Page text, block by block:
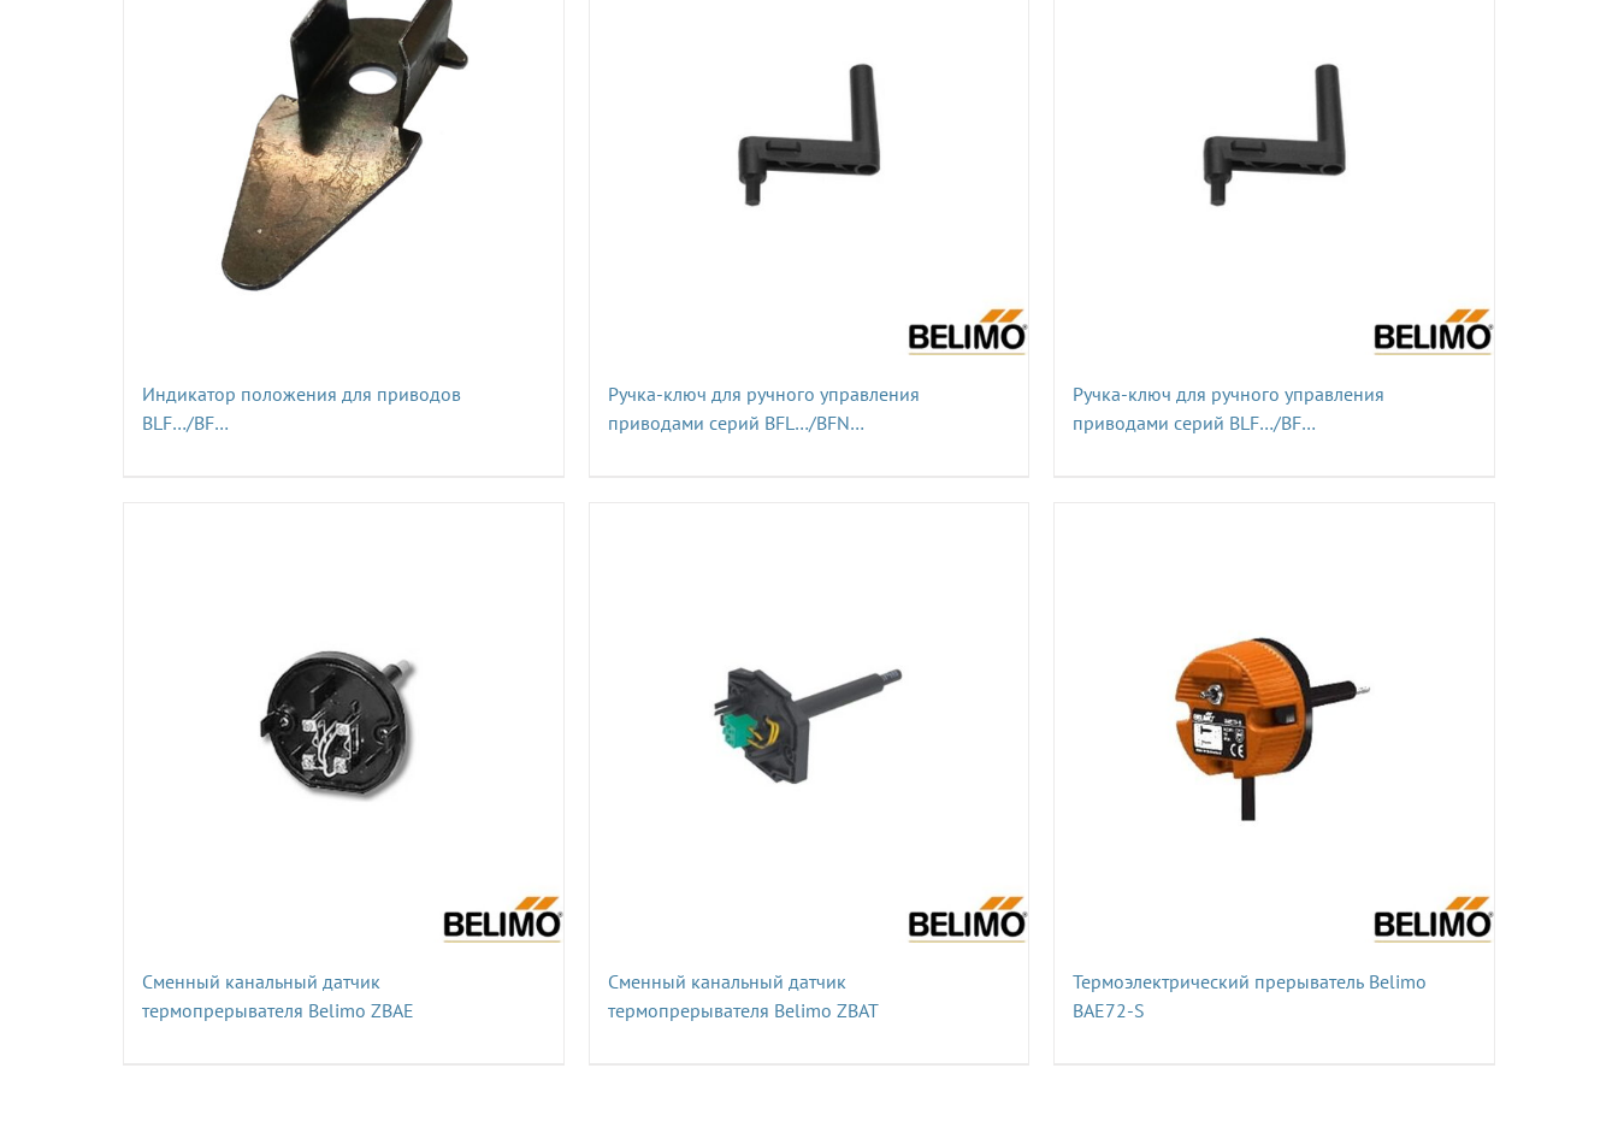
Индикатор положения для приводов
BLF…/BF…
Ручка-ключ для ручного управления
приводами серий BFL…/BFN…
Ручка-ключ для ручного управления
приводами серий BLF…/BF…
Сменный канальный датчик
термопрерывателя Belimo ZBAE
Сменный канальный датчик
термопрерывателя Belimo ZBAT
Термоэлектрический прерыватель Belimo
BAE72-S